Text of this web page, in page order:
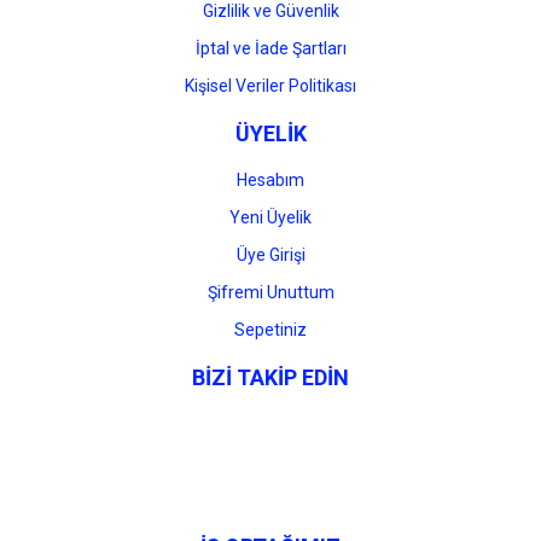
Gizlilik ve Güvenlik
İptal ve İade Şartları
Kişisel Veriler Politikası
ÜYELİK
Hesabım
Yeni Üyelik
Üye Girişi
Şifremi Unuttum
Sepetiniz
BİZİ TAKİP EDİN